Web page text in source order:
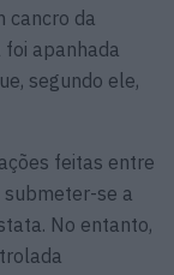
cancro da
foi apanhada
segundo ele,
feitas entre
se a
No entanto,